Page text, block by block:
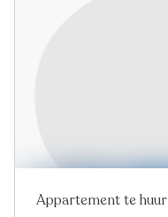
Nieuw
Appartement te huur